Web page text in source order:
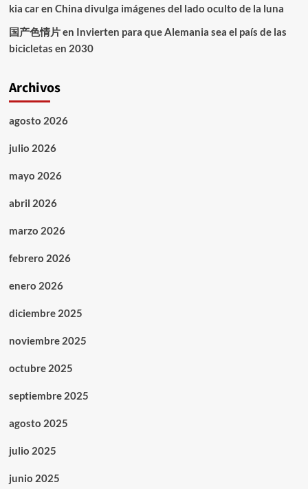
kia caren China divulga imágenes del lado oculto de la luna
国产色情片en Invierten para que Alemania sea el país de las
bicicletas en 2030
Archivos
agosto 2026
julio 2026
mayo 2026
abril 2026
marzo 2026
febrero 2026
enero 2026
diciembre 2025
noviembre 2025
octubre 2025
septiembre 2025
agosto 2025
julio 2025
junio 2025